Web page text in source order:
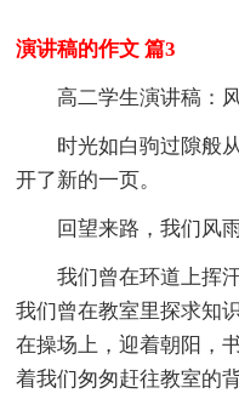
演讲稿的作文 篇3
高二学生演讲稿：
时光如白驹过隙般
开了新的一页。
回望来路，我们风
我们曾在环道上挥
我们曾在教室里探求知
在操场上，迎着朝阳，
着我们匆匆赶往教室的